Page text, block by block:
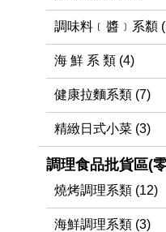
調味料﹝醬﹞系纇
海 鮮 系 類 (4)
健康拉麵系類 (7)
精緻日式小菜 (3)
調理食品批貨區(
燒烤調理系類 (12)
海鮮調理系類 (3)